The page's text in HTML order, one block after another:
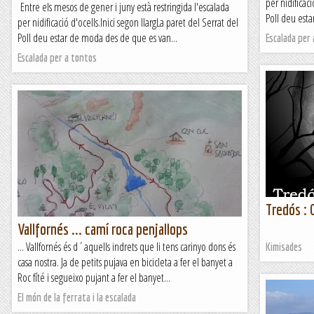
Poll deu
Escalada
Entre els mesos de gener i juny està restringida l'escalada
per nidificació d'ocells.Inici segon llargLa paret del Serrat del
Poll deu estar de moda des de que es van...
Escalada per a tontos
Tredós :
Kimisades
Vallfornés ... camí roca penjallops
... Vallfornés és d´aquells indrets que li tens carinyo dons és
casa nostra. Ja de petits pujava en bicicleta a fer el banyet a
Roc fíté i segueixo pujant a fer el banyet...
El món de la ferrata i la escalada